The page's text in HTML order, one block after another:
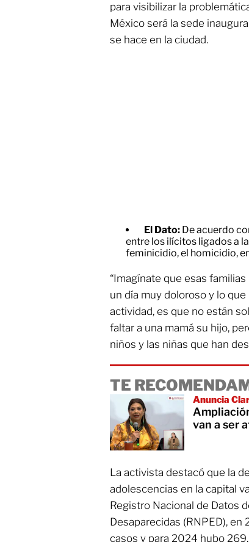
para visibilizar la
México será la sede
se hace en la ciudad.
El Dato: De acuerdo
entre los ilícitos ligados a
feminicidio, el homicidio,
“Imagínate que esas
un día muy doloroso y lo
actividad, es que no están
faltar a una mamá su hijo,
niños y las niñas que han
TE
Anuncia
van a ser
La activista destacó que la
adolescencias en la capital
Registro Nacional de Datos
Desaparecidas (RNPED),
casos y para 2024 hubo 269.